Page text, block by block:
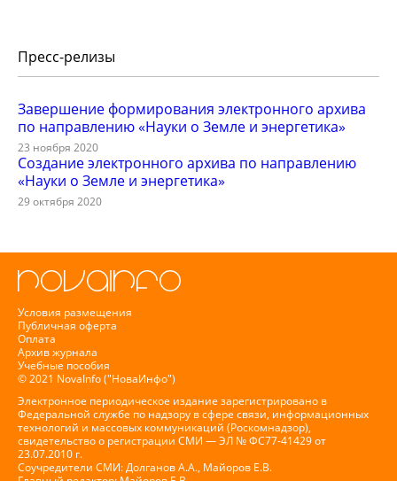
Пресс-релизы
Завершение формирования электронного архива
по направлению «Науки о Земле и энергетика»
23 ноября 2020
Создание электронного архива по направлению
«Науки о Земле и энергетика»
29 октября 2020
Условия размещения
Публичная оферта
Оплата
Архив журнала
Учебные пособия
© 2021 NovaInfo ("НоваИнфо")
Электронное периодическое издание зарегистрировано в
Федеральной службе по надзору в сфере связи, информационных
технологий и массовых коммуникаций (Роскомнадзор),
свидетельство о регистрации СМИ — ЭЛ № ФС77-41429 от
23.07.2010 г.
Соучредители СМИ: Долганов А.А., Майоров Е.В.